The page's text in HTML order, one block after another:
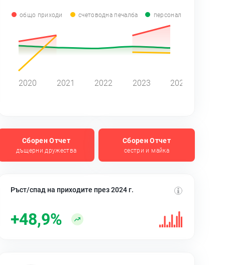
общо приходи счетоводна печалба персонал
2020 2021 2022 2023 2024
Сборен Отчет
дъщерни дружества
Сборен Отчет
сестри и майка
Ръст/спад на приходите през 2024 г.
+48,9%